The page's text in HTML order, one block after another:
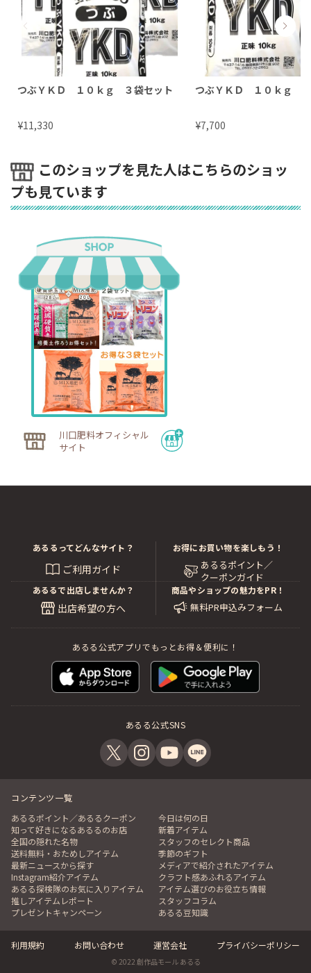
つぶＹＫＤ １０ｋｇ ３袋セット
¥11,330
つぶＹＫＤ １０ｋｇ
¥7,700
このショップを見た人はこちらのショッ
プも見ています
川口肥料オフィシャル
サイト
あるるってどんなサイト？
ご利用ガイド
お得にお買い物を楽しもう！
あるるポイント／
クーポンガイド
あるるで出店しませんか？
出店希望の方へ
商品やショップの魅力をPR！
無料PR申込みフォーム
あるる公式アプリでもっとお得＆便利に！
あるる公式SNS
コンテンツ一覧
あるるポイント／あるるクーポン
今日は何の日
知って好きになるあるるのお店
新着アイテム
全国の隠れた名物
スタッフのセレクト商品
送料無料・おためしアイテム
季節のギフト
最新ニュースから探す
メディアで紹介されたアイテム
Instagram紹介アイテム
クラフト感あふれるアイテム
あるる探検隊のお気に入りアイテム
アイテム選びのお役立ち情報
推しアイテムレポート
スタッフコラム
プレゼントキャンペーン
あるる豆知識
利用規約 お問い合わせ 運営会社 プライバシーポリシー
© 2022 創作品モール あるる